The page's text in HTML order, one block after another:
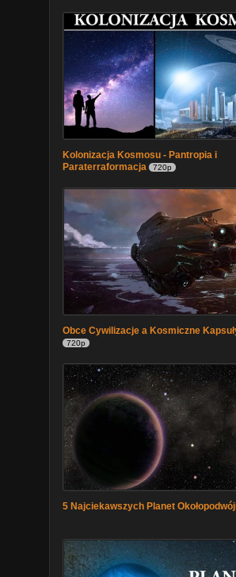
Kolonizacja Kosmosu - Pantropia i
Paraterraformacja
720p
Obce Cywilizacje a Kosmiczne
720p
5 Najciekawszych Planet